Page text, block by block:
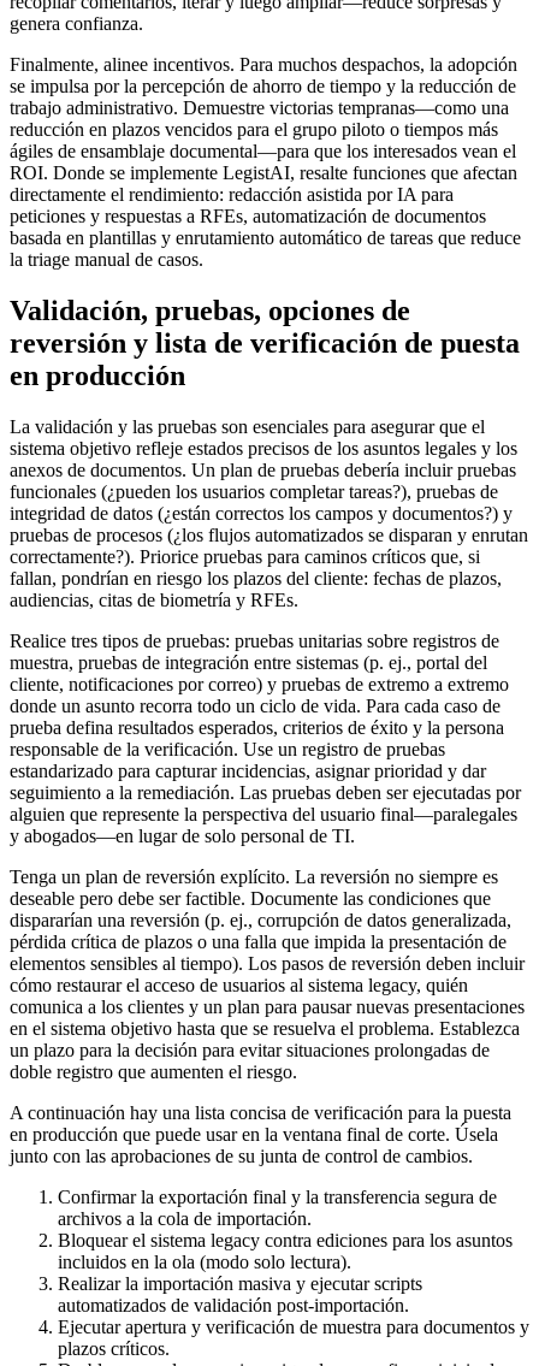
genera confianza.
Finalmente, alinee incentivos. Para muchos despachos, la adopción
se impulsa por la percepción de ahorro de tiempo y la reducción de
trabajo administrativo. Demuestre victorias tempranas—como una
reducción en plazos vencidos para el grupo piloto o tiempos más
ágiles de ensamblaje documental—para que los interesados vean el
ROI. Donde se implemente LegistAI, resalte funciones que afectan
directamente el rendimiento: redacción asistida por IA para
peticiones y respuestas a RFEs, automatización de documentos
basada en plantillas y enrutamiento automático de tareas que reduce
la triage manual de casos.
Validación, pruebas, opciones de
reversión y lista de verificación de puesta
en producción
La validación y las pruebas son esenciales para asegurar que el
sistema objetivo refleje estados precisos de los asuntos legales y los
anexos de documentos. Un plan de pruebas debería incluir pruebas
funcionales (¿pueden los usuarios completar tareas?), pruebas de
integridad de datos (¿están correctos los campos y documentos?) y
pruebas de procesos (¿los flujos automatizados se disparan y enrutan
correctamente?). Priorice pruebas para caminos críticos que, si
fallan, pondrían en riesgo los plazos del cliente: fechas de plazos,
audiencias, citas de biometría y RFEs.
Realice tres tipos de pruebas: pruebas unitarias sobre registros de
muestra, pruebas de integración entre sistemas (p. ej., portal del
cliente, notificaciones por correo) y pruebas de extremo a extremo
donde un asunto recorra todo un ciclo de vida. Para cada caso de
prueba defina resultados esperados, criterios de éxito y la persona
responsable de la verificación. Use un registro de pruebas
estandarizado para capturar incidencias, asignar prioridad y dar
seguimiento a la remediación. Las pruebas deben ser ejecutadas por
alguien que represente la perspectiva del usuario final—paralegales
y abogados—en lugar de solo personal de TI.
Tenga un plan de reversión explícito. La reversión no siempre es
deseable pero debe ser factible. Documente las condiciones que
dispararían una reversión (p. ej., corrupción de datos generalizada,
pérdida crítica de plazos o una falla que impida la presentación de
elementos sensibles al tiempo). Los pasos de reversión deben incluir
cómo restaurar el acceso de usuarios al sistema legacy, quién
comunica a los clientes y un plan para pausar nuevas presentaciones
en el sistema objetivo hasta que se resuelva el problema. Establezca
un plazo para la decisión para evitar situaciones prolongadas de
doble registro que aumenten el riesgo.
A continuación hay una lista concisa de verificación para la puesta
en producción que puede usar en la ventana final de corte. Úsela
junto con las aprobaciones de su junta de control de cambios.
Confirmar la exportación final y la transferencia segura de
archivos a la cola de importación.
Bloquear el sistema legacy contra ediciones para los asuntos
incluidos en la ola (modo solo lectura).
Realizar la importación masiva y ejecutar scripts
automatizados de validación post-importación.
Ejecutar apertura y verificación de muestra para documentos y
plazos críticos.